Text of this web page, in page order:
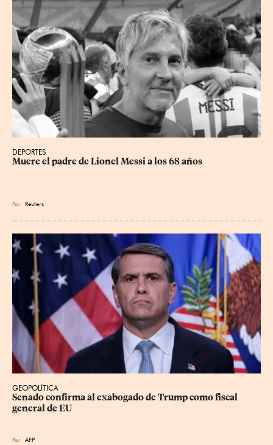
DEPORTES
Muere el padre de Lionel Messi a los 68 años
Por Reuters
GEOPOLÍTICA
Senado confirma al exabogado de Trump como fiscal
general de EU
Por AFP